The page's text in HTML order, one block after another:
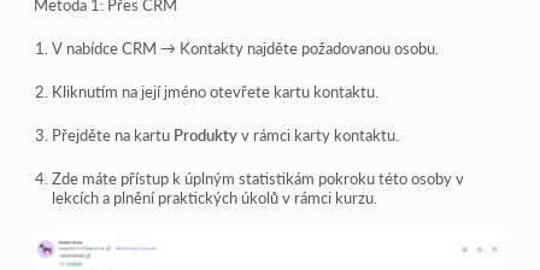
Metoda 1: Přes CRM
V nabídce CRM → Kontakty najděte požadovanou osobu.
Kliknutím na její jméno otevřete kartu kontaktu.
Přejděte na kartu Produktyv rámci karty kontaktu.
Zde máte přístup k úplným statistikám pokroku této osoby v
lekcích a plnění praktických úkolů v rámci kurzu.